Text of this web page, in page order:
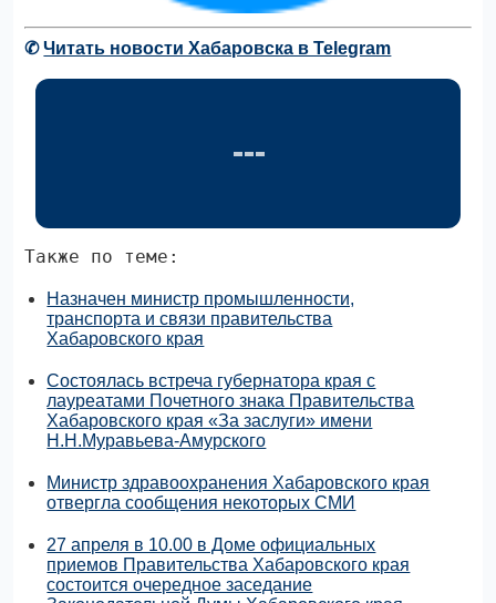
✆Читать новости Хабаровска в Telegram
Также по теме:
Назначен министр промышленности,
транспорта и связи правительства
Хабаровского края
Состоялась встреча губернатора края с
лауреатами Почетного знака Правительства
Хабаровского края «За заслуги» имени
Н.Н.Муравьева-Амурского
Министр здравоохранения Хабаровского края
отвергла сообщения некоторых СМИ
27 апреля в 10.00 в Доме официальных
приемов Правительства Хабаровского края
состоится очередное заседание